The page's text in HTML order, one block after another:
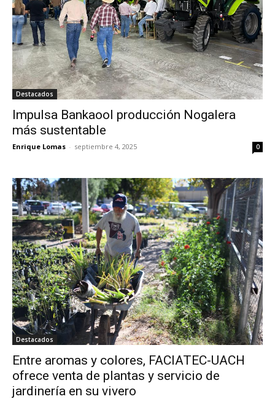
Destacados
Impulsa Bankaool producción Nogalera
más sustentable
Enrique Lomas - septiembre 4, 2025 0
Destacados
Entre aromas y colores, FACIATEC-UACH
ofrece venta de plantas y servicio de
jardinería en su vivero